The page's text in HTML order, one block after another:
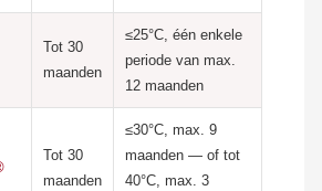
Tot 30
maanden
≤25°C, één enkele
periode van max.
12 maanden
Tot 30
maanden
≤30°C, max. 9
maanden — of tot
40°C, max. 3